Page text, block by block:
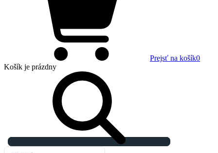
Prejsť na košík0
Košík je prázdny